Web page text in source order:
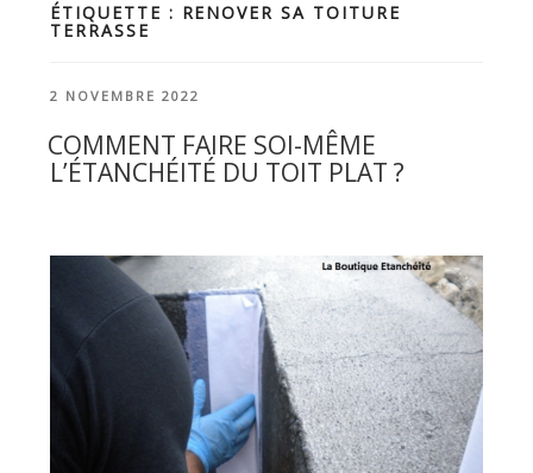
ÉTIQUETTE : RENOVER SA TOITURE
TERRASSE
PUBLIÉ
2 NOVEMBRE 2022
COMMENT FAIRE SOI-MÊME
L’ÉTANCHÉITÉ DU TOIT PLAT ?